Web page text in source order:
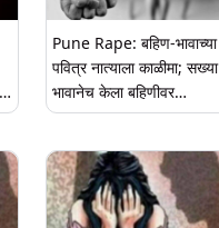
Pune Rape: बहिण-भावाच्या
पवित्र नात्याला काळीमा; सख्या
भावानेच केला बहिणीवर
बलात्कार, गरोदर राहिल्यानंतर